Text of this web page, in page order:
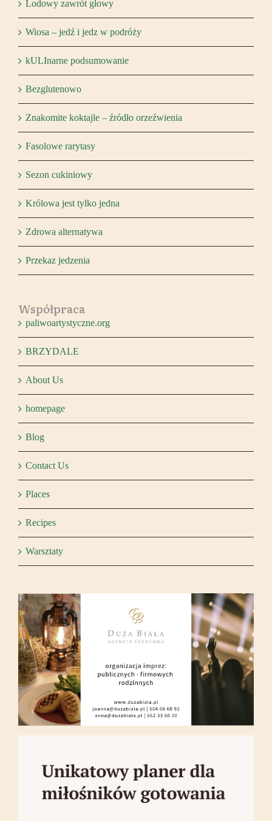
Lodowy zawrót głowy
Wiosa – jedź i jedz w podróży
kULInarne podsumowanie
Bezglutenowo
Znakomite koktajle – źródło orzeźwienia
Fasolowe rarytasy
Sezon cukiniowy
Królowa jest tylko jedna
Zdrowa alternatywa
Przekaz jedzenia
Współpraca
paliwoartystyczne.org
BRZYDALE
About Us
homepage
Blog
Contact Us
Places
Recipes
Warsztaty